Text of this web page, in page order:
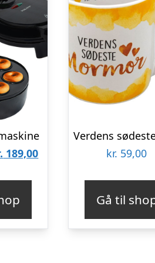
269,00.
189,00Den
kr. 189,00.
kr. 59,00
Gå til